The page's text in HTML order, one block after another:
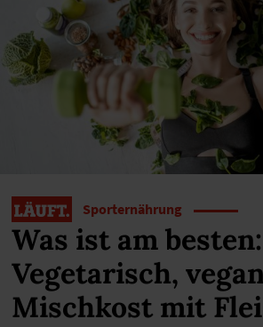
Sporternährung
Was ist am besten:
Vegetarisch,
Mischkost mit